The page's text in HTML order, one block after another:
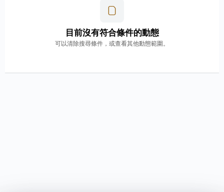
目前沒有符合條件的動態
可以清除搜尋條件，或查看其他動態範圍。